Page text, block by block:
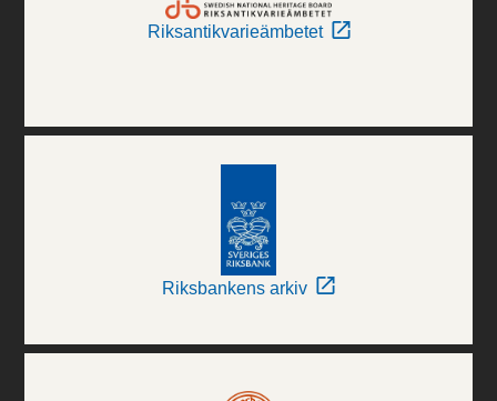
Riksantikvarieämbetet
Riksbankens arkiv